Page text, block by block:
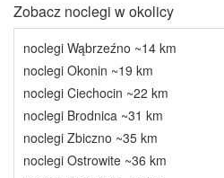
Zobacz noclegi w okolicy
noclegi Wąbrzeźno ~14 km
noclegi Okonin ~19 km
noclegi Ciechocin ~22 km
noclegi Brodnica ~31 km
noclegi Zbiczno ~35 km
noclegi Ostrowite ~36 km